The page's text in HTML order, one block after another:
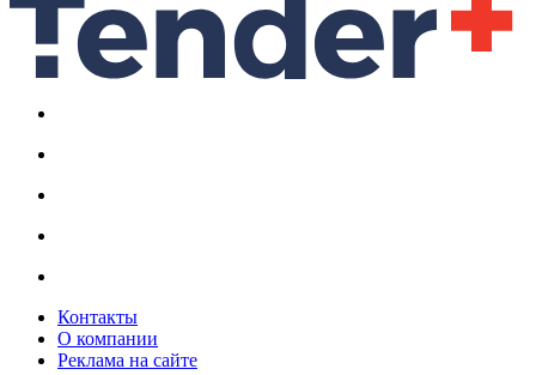
Контакты
О компании
Реклама на сайте